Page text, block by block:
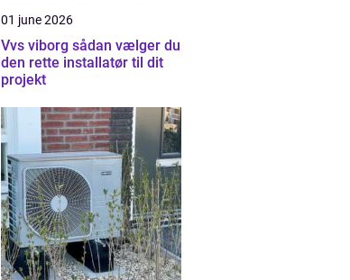
01 june 2026
Vvs viborg sådan vælger du
den rette installatør til dit
projekt